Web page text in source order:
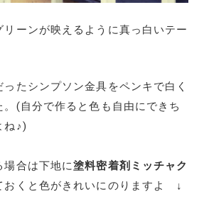
ーンが映えるように真っ白いテー
たシンプソン金具をペンキで白く
(自分で作ると色も自由にできち
ね♪)
場合は下地に塗料密着剤ミッチャク
おくと色がきれいにのりますよ ↓